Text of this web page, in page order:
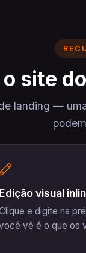
site
landing —
Edição visual
e digite na
vê é o que os